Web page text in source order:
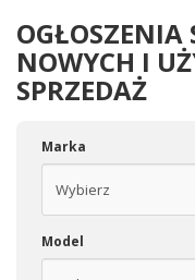
OGŁOSZENIA
NOWYCH I
SPRZEDAŻ
Marka
Model